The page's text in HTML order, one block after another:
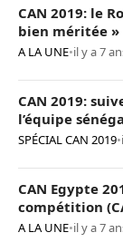
CAN 2019: le
bien méritée »
A LA UNE•il y a 7
CAN 2019:
l’équipe
SPÉCIAL CAN 2019•
CAN Egypte
compétition
A LA UNE•il y a 7